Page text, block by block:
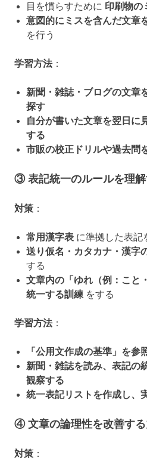
目を慣らすために 印刷物の
意図的にミスを含んだ文章
を行う
学習方法：
新聞・雑誌・ブログの文章
探す
自分が書いた文章を翌日に
する
市販の校正ドリルや過去問
③ 表記統一のルールを理解
対策 ：
常用漢字表 に準拠した表記
送り仮名・カタカナ・漢字
する
文章内の「ゆれ（例：こと
統一する訓練 をする
学習方法：
「公用文作成の基準」を参
新聞・雑誌を読み、表記の
観察する
統一表記リストを作成し、
④ 文章の論理性を改善す
対策 ：